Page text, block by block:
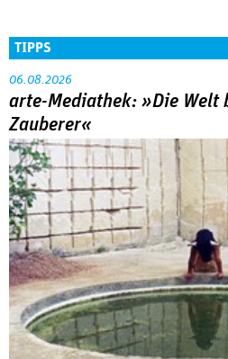
TIPPS
06.08.2026
arte-Mediathek: »Die Welt
Zauberer«